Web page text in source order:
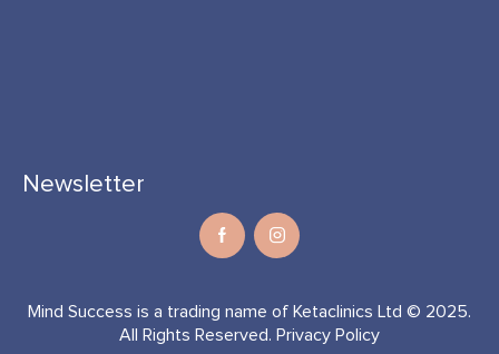
Newsletter
Mind Success is a trading name of Ketaclinics Ltd © 2025.
All Rights Reserved. Privacy Policy